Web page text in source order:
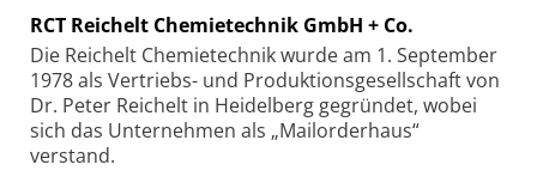
RCT Reichelt Chemietechnik GmbH + Co.
Die Reichelt Chemietechnik wurde am 1. September
1978 als Vertriebs- und Produktionsgesellschaft von
Dr. Peter Reichelt in Heidelberg gegründet, wobei
sich das Unternehmen als „Mailorderhaus“
verstand.